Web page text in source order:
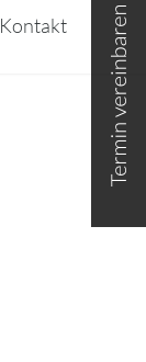
Kontakt
Area